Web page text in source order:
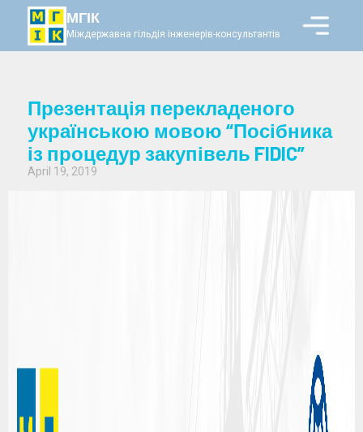
МГІК
Міждержавна гільдія інженерів-консультантів
Презентація перекладеного
українською мовою “Посібника
із процедур закупівель FIDIC”
April 19, 2019